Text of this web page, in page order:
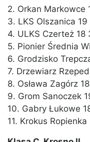
2. Orkan Markowce
3. LKS Olszanica 19
4. ULKS Czerteż 18
5. Pionier Średnia
6. Grodzisko
7. Drzewiarz
8. Osława Zagórz
9. Grom Sanoczek
10. Gabry Łukowe
11. Krokus Ropienka